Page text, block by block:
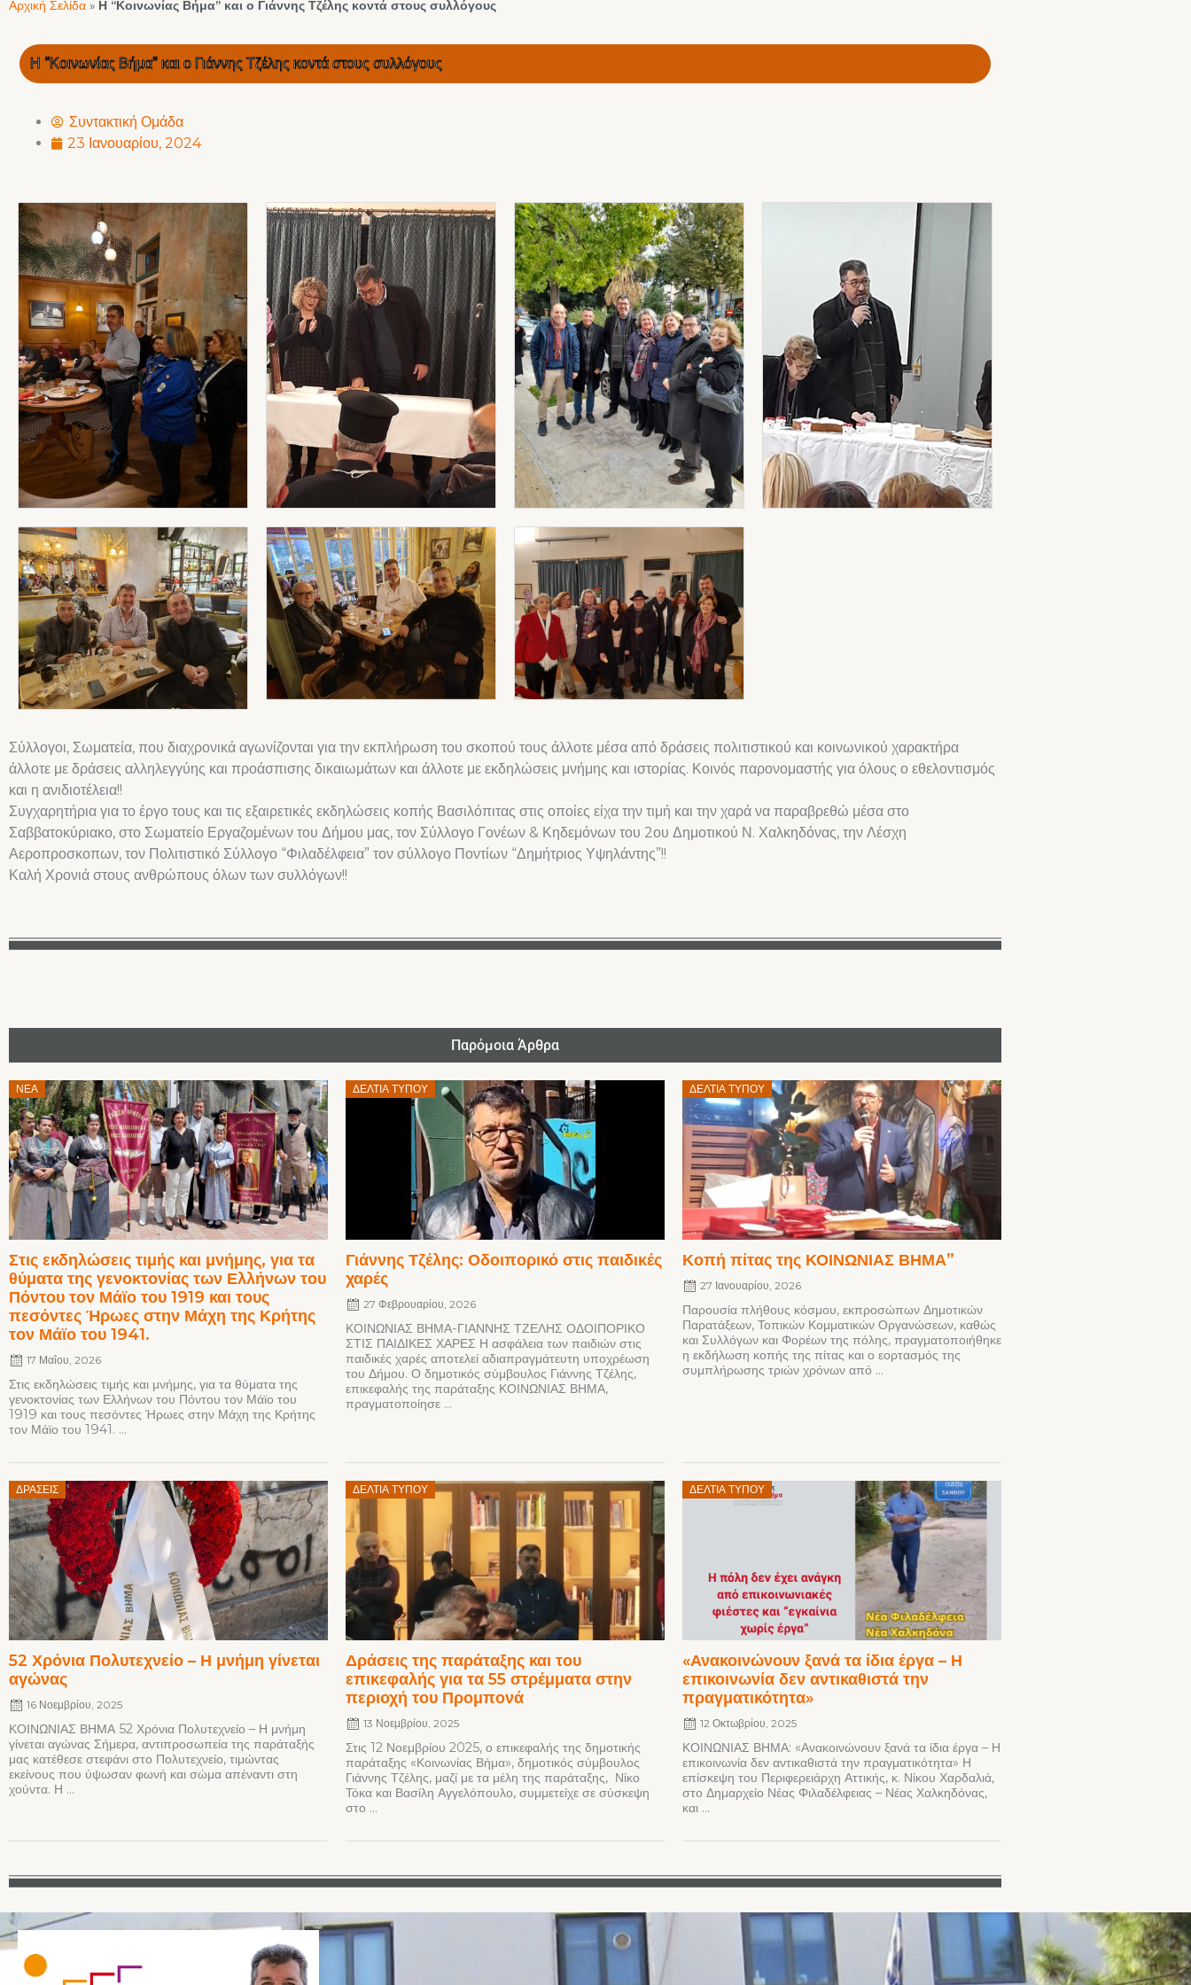
Αρχική Σελίδα » Η “Κοινωνίας Βήμα” και ο Γιάννης Τζέλης κοντά στους συλλόγους
Η “Κοινωνίας Βήμα” και ο Γιάννης Τζέλης κοντά στους συλλόγους
Συντακτική Ομάδα
23 Ιανουαρίου, 2024
Σύλλογοι, Σωματεία, που διαχρονικά αγωνίζονται για την εκπλήρωση του σκοπού τους άλλοτε μέσα από δράσεις πολιτιστικού και κοινωνικού χαρακτήρα
άλλοτε με δράσεις αλληλεγγύης και προάσπισης δικαιωμάτων και άλλοτε με εκδηλώσεις μνήμης και ιστορίας. Κοινός παρονομαστής για όλους ο εθελοντισμός
και η ανιδιοτέλεια!!
Συγχαρητήρια για το έργο τους και τις εξαιρετικές εκδηλώσεις κοπής Βασιλόπιτας στις οποίες είχα την τιμή και την χαρά να παραβρεθώ μέσα στο
Σαββατοκύριακο, στο Σωματείο Εργαζομένων του Δήμου μας, τον Σύλλογο Γονέων & Κηδεμόνων του 2ου Δημοτικού Ν. Χαλκηδόνας, την Λέσχη
Αεροπροσκοπων, τον Πολιτιστικό Σύλλογο “Φιλαδέλφεια” τον σύλλογο Ποντίων “Δημήτριος Υψηλάντης”!!
Καλή Χρονιά στους ανθρώπους όλων των συλλόγων!!
Παρόμοια Άρθρα
ΝΈΑ
Στις εκδηλώσεις τιμής και μνήμης, για τα
θύματα της γενοκτονίας των Ελλήνων του
Πόντου τον Μάϊο του 1919 και τους
πεσόντες Ήρωες στην Μάχη της Κρήτης
τον Μάϊο του 1941.
Posted
on
17 Μαΐου, 2026
Στις εκδηλώσεις τιμής και μνήμης, για τα θύματα της
γενοκτονίας των Ελλήνων του Πόντου τον Μάϊο του
1919 και τους πεσόντες Ήρωες στην Μάχη της Κρήτης
τον Μάϊο του 1941. ...
ΔΕΛΤΊΑ ΤΎΠΟΥ
Γιάννης Τζέλης: Οδοιπορικό στις παιδικές
χαρές
Posted
on
27 Φεβρουαρίου, 2026
ΚΟΙΝΩΝΙΑΣ ΒΗΜΑ-ΓΙΑΝΝΗΣ ΤΖΕΛΗΣ ΟΔΟΙΠΟΡΙΚΟ
ΣΤΙΣ ΠΑΙΔΙΚΕΣ ΧΑΡΕΣ Η ασφάλεια των παιδιών στις
παιδικές χαρές αποτελεί αδιαπραγμάτευτη υποχρέωση
του Δήμου. Ο δημοτικός σύμβουλος Γιάννης Τζέλης,
επικεφαλής της παράταξης ΚΟΙΝΩΝΙΑΣ ΒΗΜΑ,
πραγματοποίησε ...
ΔΕΛΤΊΑ ΤΎΠΟΥ
Κοπή πίτας της ΚΟΙΝΩΝΙΑΣ ΒΗΜΑ”
Posted
on
27 Ιανουαρίου, 2026
Παρουσία πλήθους κόσμου, εκπροσώπων Δημοτικών
Παρατάξεων, Τοπικών Κομματικών Οργανώσεων, καθώς
και Συλλόγων και Φορέων της πόλης, πραγματοποιήθηκε
η εκδήλωση κοπής της πίτας και ο εορτασμός της
συμπλήρωσης τριών χρόνων από ...
ΔΡΆΣΕΙΣ
52 Χρόνια Πολυτεχνείο – Η μνήμη γίνεται
αγώνας
Posted
on
16 Νοεμβρίου, 2025
ΚΟΙΝΩΝΙΑΣ ΒΗΜΑ 52 Χρόνια Πολυτεχνείο – Η μνήμη
γίνεται αγώνας Σήμερα, αντιπροσωπεία της παράταξής
μας κατέθεσε στεφάνι στο Πολυτεχνείο, τιμώντας
εκείνους που ύψωσαν φωνή και σώμα απέναντι στη
χούντα. Η ...
ΔΕΛΤΊΑ ΤΎΠΟΥ
Δράσεις της παράταξης και του
επικεφαλής για τα 55 στρέμματα στην
περιοχή του Προμπονά
Posted
on
13 Νοεμβρίου, 2025
Στις 12 Νοεμβρίου 2025, ο επικεφαλής της δημοτικής
παράταξης «Κοινωνίας Βήμα», δημοτικός σύμβουλος
Γιάννης Τζέλης, μαζί με τα μέλη της παράταξης, Νίκο
Τόκα και Βασίλη Αγγελόπουλο, συμμετείχε σε σύσκεψη
στο ...
ΔΕΛΤΊΑ ΤΎΠΟΥ
«Ανακοινώνουν ξανά τα ίδια έργα – Η
επικοινωνία δεν αντικαθιστά την
πραγματικότητα»
Posted
on
12 Οκτωβρίου, 2025
ΚΟΙΝΩΝΙΑΣ ΒΗΜΑ: «Ανακοινώνουν ξανά τα ίδια έργα – Η
επικοινωνία δεν αντικαθιστά την πραγματικότητα» Η
επίσκεψη του Περιφερειάρχη Αττικής, κ. Νίκου Χαρδαλιά,
στο Δημαρχείο Νέας Φιλαδέλφειας – Νέας Χαλκηδόνας,
και ...